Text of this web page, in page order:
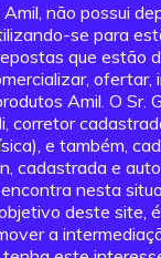
não possui
se para
que estão
ofertar,
Amil. O Sr.
corretor
e também,
cadastrada e
nesta
deste site,
a